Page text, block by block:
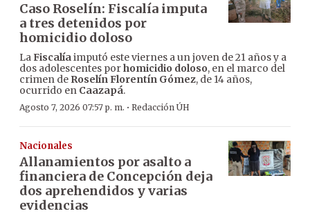
Caso Roselín: Fiscalía imputa
a tres detenidos por
homicidio doloso
LaFiscalíaimputó este viernes a un joven de 21 años y a
dos adolescentes porhomicidio doloso, en el marco del
crimen de Roselín Florentín Gómez, de 14 años,
ocurrido en Caazapá.
Agosto 7, 2026 07:57 p. m. · Redacción ÚH
Nacionales
Allanamientos por asalto a
financiera de Concepción deja
dos aprehendidos y varias
evidencias